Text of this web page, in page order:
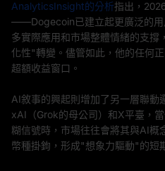
AnalyticsInsight的分析指出，
——Dogecoin已建立起更廣泛的用
多實際應用和市場整體情緒的支
化性"轉變。儘管如此，他的任何
超額收益窗口。
AI敘事的興起則增加了另一層聯動
xAI（Grok的母公司）和X平臺，
糊信號時，市場往往會將其與AI概
幣種掛鉤，形成"想象力驅動"的短